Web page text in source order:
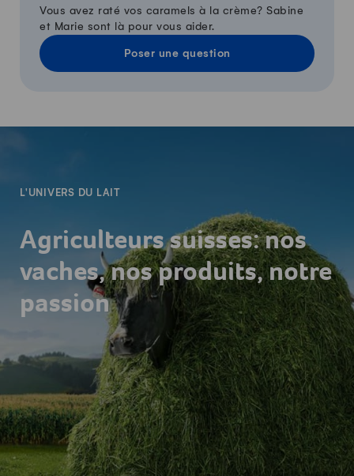
Vous avez raté vos caramels à la crème? Sabine
et Marie sont là pour vous aider.
Poser une question
L'UNIVERS DU LAIT
Agriculteurs suisses: nos
vaches, nos produits, notre
passion